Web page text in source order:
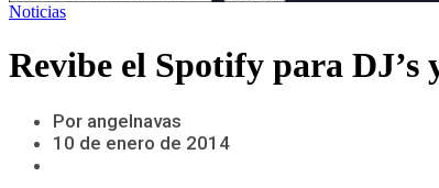
Noticias
Revibe el Spotify para DJ’s
Por angelnavas
10 de enero de 2014